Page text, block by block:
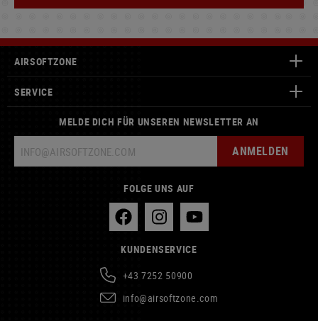
AIRSOFTZONE
SERVICE
MELDE DICH FÜR UNSEREN NEWSLETTER AN
ANMELDEN
FOLGE UNS AUF
KUNDENSERVICE
+43 7252 50900
info@airsoftzone.com